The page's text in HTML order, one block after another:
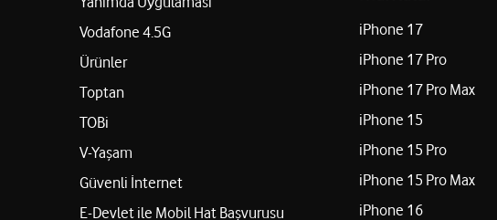
Vodafone 4.5G
Ürünler
Toptan
TOBi
V-Yaşam
Güvenli İnternet
E-Devlet ile Mobil Hat Başvurusu
iPhone 17
iPhone 17 Pro
iPhone 17 Pro Max
iPhone 15
iPhone 15 Pro
iPhone 15 Pro Max
iPhone 16